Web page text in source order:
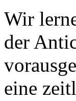
Wir
der
eine